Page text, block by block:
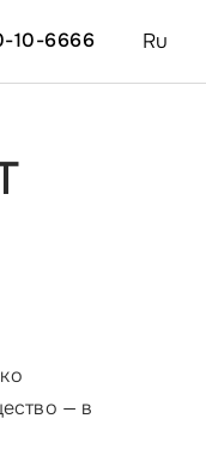
Ru
10-6666
— в